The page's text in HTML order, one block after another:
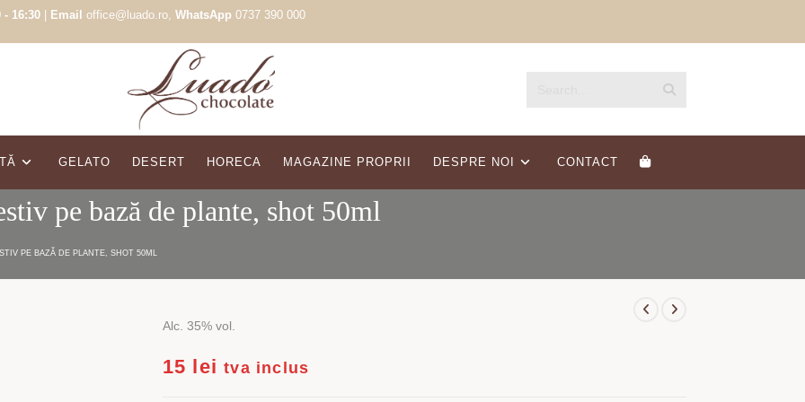
- 16:30 Email office@luado.ro, WhatsApp 0737 390 000
GELATO DESERT HORECA MAGAZINE PROPRII DESPRE NOI CONTACT
pe bază de plante, shot 50ml
PE BAZĂ DE PLANTE, SHOT 50ML
Alc. 35% vol.
15 lei tva inclus